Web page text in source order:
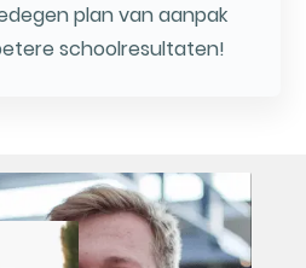
plan van aanpak
schoolresultaten!